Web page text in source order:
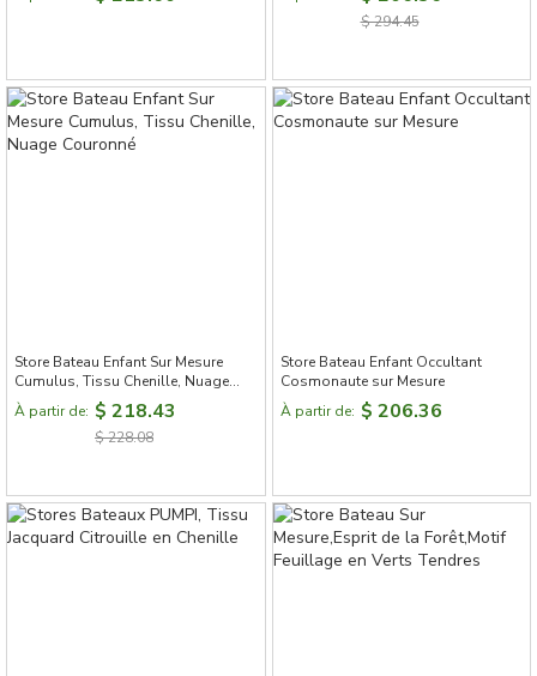
$ 294.45
Store Bateau Enfant Sur Mesure
Cumulus, Tissu Chenille, Nuage
Couronné
À partir de: $ 218.43
$ 228.08
Store Bateau Enfant Occultant
Cosmonaute sur Mesure
À partir de: $ 206.36